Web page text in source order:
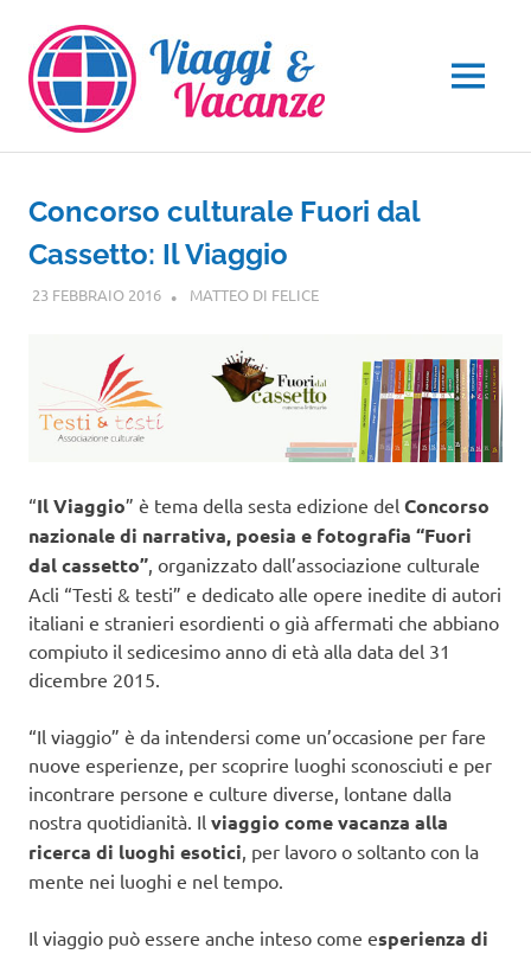
contenuto
MENU
Concorso culturale Fuori dal
Cassetto: Il Viaggio
23 FEBBRAIO 2016 MATTEO DI FELICENOTIZIE VIAGGI
“Il Viaggio” è tema della sesta edizione del Concorso
nazionale di narrativa, poesia e fotografia “Fuori
dal cassetto”, organizzato dall’associazione culturale
Acli “Testi & testi” e dedicato alle opere inedite di autori
italiani e stranieri esordienti o già affermati che abbiano
compiuto il sedicesimo anno di età alla data del 31
dicembre 2015.
“Il viaggio” è da intendersi come un’occasione per fare
nuove esperienze, per scoprire luoghi sconosciuti e per
incontrare persone e culture diverse, lontane dalla
nostra quotidianità. Il viaggio come vacanza alla
ricerca di luoghi esotici, per lavoro o soltanto con la
mente nei luoghi e nel tempo.
Il viaggio può essere anche inteso come esperienza di